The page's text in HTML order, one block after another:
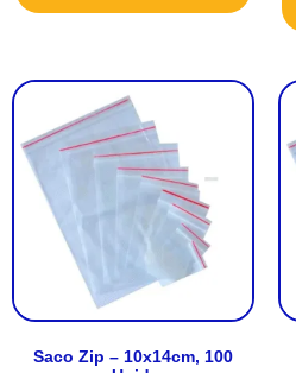
Saco Zip – 10x14cm, 100